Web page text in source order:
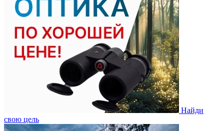
Найди
свою цель